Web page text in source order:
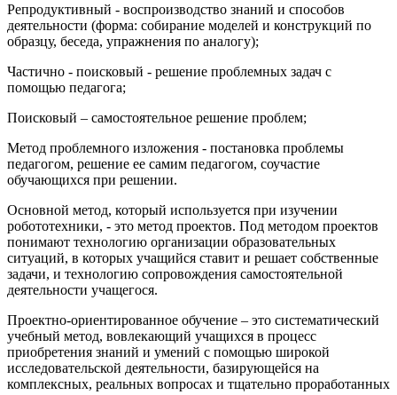
Репродуктивный - воспроизводство знаний и способов
деятельности (форма: собирание моделей и конструкций по
образцу, беседа, упражнения по аналогу);
Частично - поисковый - решение проблемных задач с
помощью педагога;
Поисковый – самостоятельное решение проблем;
Метод проблемного изложения - постановка проблемы
педагогом, решение ее самим педагогом, соучастие
обучающихся при решении.
Основной метод, который используется при изучении
робототехники, - это метод проектов. Под методом проектов
понимают технологию организации образовательных
ситуаций, в которых учащийся ставит и решает собственные
задачи, и технологию сопровождения самостоятельной
деятельности учащегося.
Проектно-ориентированное обучение – это систематический
учебный метод, вовлекающий учащихся в процесс
приобретения знаний и умений с помощью широкой
исследовательской деятельности, базирующейся на
комплексных, реальных вопросах и тщательно проработанных